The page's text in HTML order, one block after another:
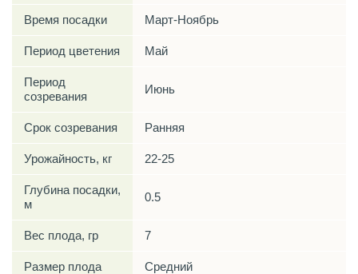
Время посадки Март-Ноябрь
Период цветения Май
Период
созревания
Июнь
Срок созревания Ранняя
Урожайность, кг 22-25
Глубина посадки,
м
0.5
Вес плода, гр 7
Размер плода Средний